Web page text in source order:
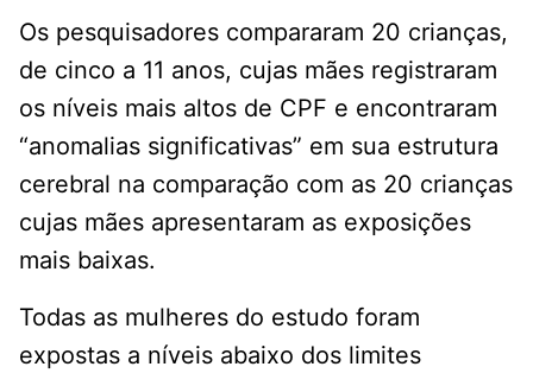
Os pesquisadores compararam 20 crianças,
de cinco a 11 anos, cujas mães registraram
os níveis mais altos de CPF e encontraram
“anomalias significativas” em sua estrutura
cerebral na comparação com as 20 crianças
cujas mães apresentaram as exposições
mais baixas.
Todas as mulheres do estudo foram
expostas a níveis abaixo dos limites